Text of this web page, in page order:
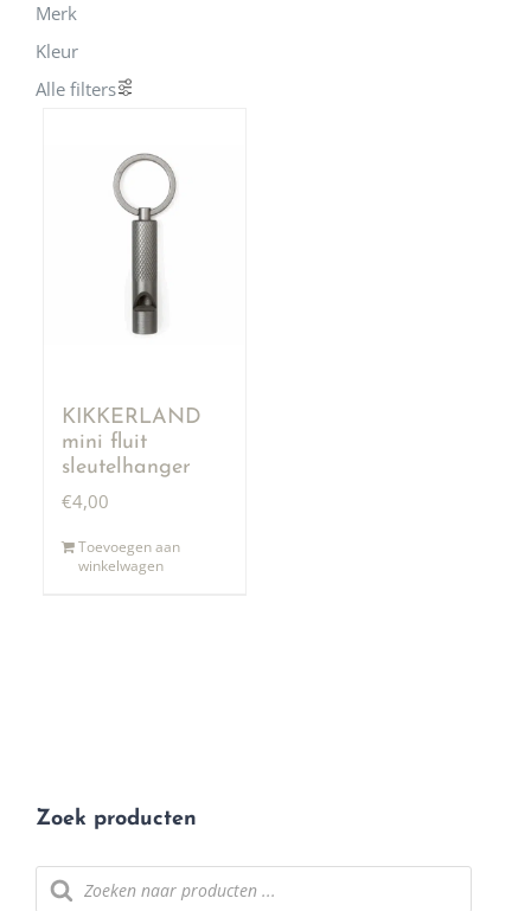
Merk
Kleur
Alle filters
KIKKERLAND
mini fluit
sleutelhanger
€4,00
Toevoegen aan
winkelwagen
Zoek producten
Producten
zoeken